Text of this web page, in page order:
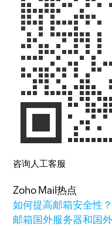
咨询人工客服
Zoho Mail热点
如何提高邮箱安全性
邮箱国外服务器和国